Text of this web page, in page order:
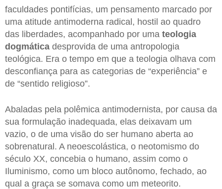
faculdades pontifícias, um pensamento marcado por
uma atitude antimoderna radical, hostil ao quadro
das liberdades, acompanhado por uma teologia
dogmática desprovida de uma antropologia
teológica. Era o tempo em que a teologia olhava com
desconfiança para as categorias de “experiência” e
de “sentido religioso”.
Abaladas pela polêmica antimodernista, por causa da
sua formulação inadequada, elas deixavam um
vazio, o de uma visão do ser humano aberta ao
sobrenatural. A neoescolástica, o neotomismo do
século XX, concebia o humano, assim como o
Iluminismo, como um bloco autônomo, fechado, ao
qual a graça se somava como um meteorito.